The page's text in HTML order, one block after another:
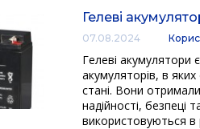
Гелеві
07.08.2024
Гелеві акумулятори
акумуляторів, в
стані. Вони
надійності, безпеці
використовуються в